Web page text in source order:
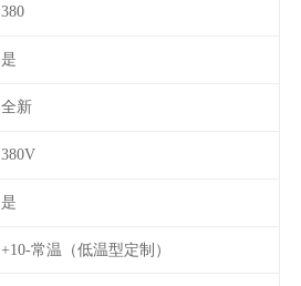
380
是
全新
380V
是
+10-常温（低温型定制）